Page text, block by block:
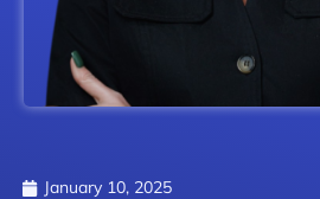
January 10, 2025